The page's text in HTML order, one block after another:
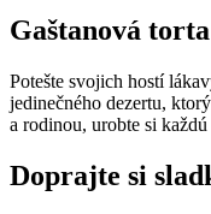
Gaštanová
Potešte svojich hostí
jedinečného dezertu,
a rodinou, urobte si
Doprajte si